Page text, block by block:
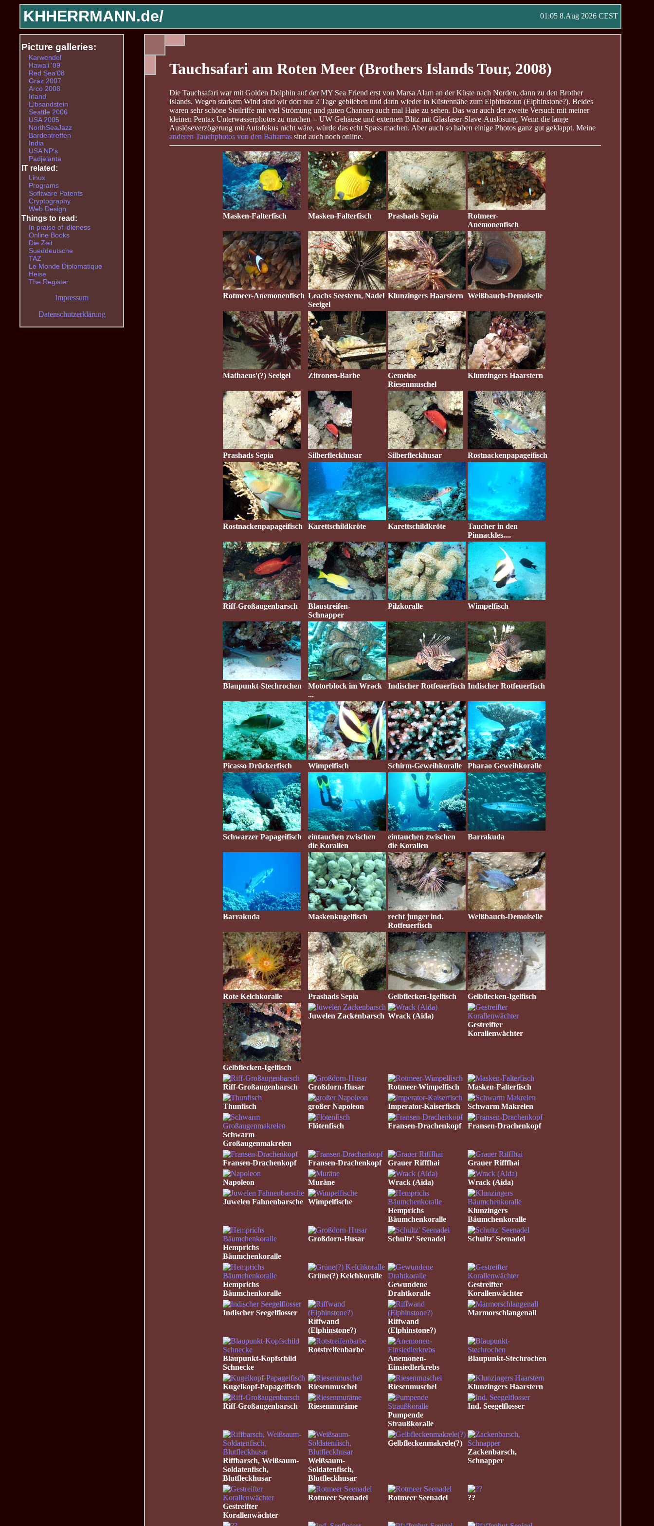
KHHERRMANN.de/ 01:05 8.Aug 2026 CEST
Tauchsafari am Roten Meer (Brothers Islands Tour, 2008)
Die Tauchsafari war mit Golden Dolphin auf der MY Sea Friend erst von Marsa Alam an der Küste nach Norden, dann zu den Brother
Islands. Wegen starkem Wind sind wir dort nur 2 Tage geblieben und dann wieder in Küstennähe zum Elphinstoun (Elphinstone?). Beides
waren sehr schöne Steilriffe mit viel Strömung und guten Chancen auch mal Haie zu sehen. Das war auch der zweite Versuch mit meiner
kleinen Pentax Unterwasserphotos zu machen -- UW Gehäuse und externen Blitz mit Glasfaser-Slave-Auslösung. Wenn die lange
Auslöseverzögerung mit Autofokus nicht wäre, würde das echt Spass machen. Aber auch so haben einige Photos ganz gut geklappt. Meine
anderen Tauchphotos von den Bahamas sind auch noch online.
Masken-Falterfisch Masken-Falterfisch Prashads Sepia
Rotmeer-
Anemonenfisch
Rotmeer-Anemonenfisch Leachs Seestern, Nadel
Seeigel
Klunzingers Haarstern Weißbauch-Demoiselle
Mathaeus'(?) Seeigel Zitronen-Barbe
Gemeine
Riesenmuschel
Klunzingers Haarstern
Prashads Sepia Silberfleckhusar Silberfleckhusar Rostnackenpapageifisch
Rostnackenpapageifisch Karettschildkröte Karettschildkröte
Taucher in den
Pinnackles....
Riff-Großaugenbarsch
Blaustreifen-
Schnapper
Pilzkoralle Wimpelfisch
Blaupunkt-Stechrochen
Motorblock im Wrack
...
Indischer Rotfeuerfisch Indischer Rotfeuerfisch
Picasso Drückerfisch Wimpelfisch Schirm-Geweihkoralle Pharao Geweihkoralle
Schwarzer Papageifisch
eintauchen zwischen
die Korallen
eintauchen zwischen
die Korallen
Barrakuda
Barrakuda Maskenkugelfisch
recht junger ind.
Rotfeuerfisch
Weißbauch-Demoiselle
Rote Kelchkoralle Prashads Sepia Gelbflecken-Igelfisch Gelbflecken-Igelfisch
Gelbflecken-Igelfisch
Juwelen Zackenbarsch Wrack (Aida)
Gestreifter
Korallenwächter
Riff-Großaugenbarsch Großdorn-Husar Rotmeer-Wimpelfisch Masken-Falterfisch
Thunfisch großer Napoleon Imperator-Kaiserfisch Schwarm Makrelen
Schwarm
Großaugenmakrelen
Flötenfisch Fransen-Drachenkopf Fransen-Drachenkopf
Fransen-Drachenkopf Fransen-Drachenkopf Grauer Rifffhai Grauer Rifffhai
Napoleon Muräne Wrack (Aida) Wrack (Aida)
Juwelen Fahnenbarsche
Wimpelfische
Hemprichs
Bäumchenkoralle
Klunzingers
Bäumchenkoralle
Hemprichs
Bäumchenkoralle
Großdorn-Husar Schultz' Seenadel Schultz' Seenadel
Hemprichs
Bäumchenkoralle
Grüne(?) Kelchkoralle
Gewundene
Drahtkoralle
Gestreifter
Korallenwächter
Indischer Seegelflosser
Riffwand
(Elphinstone?)
Riffwand
(Elphinstone?)
Marmorschlangenall
Blaupunkt-Kopfschild
Schnecke
Rotstreifenbarbe
Anemonen-
Einsiedlerkrebs
Blaupunkt-Stechrochen
Kugelkopf-Papageifisch Riesenmuschel Riesenmuschel Klunzingers Haarstern
Riff-Großaugenbarsch
Riesenmuräme
Pumpende
Straußkoralle
Ind. Seegelflosser
Riffbarsch, Weißsaum-
Soldatenfisch,
Blutfleckhusar
Weißsaum-
Soldatenfisch,
Blutfleckhusar
Gelbfleckenmakrele(?)
Zackenbarsch,
Schnapper
Gestreifter
Korallenwächter
Rotmeer Seenadel Rotmeer Seenadel ??
Picture galleries:
Karwendel
Hawaii '09
Red Sea'08
Graz 2007
Arco 2008
Irland
Elbsandstein
Seattle 2006
USA 2005
NorthSeaJazz
Bardentreffen
India
USA NP's
Padjelanta
IT related:
Linux
Programs
Sofltware Patents
Cryptography
Web Design
Things to read:
In praise of idleness
Online Books
Die Zeit
Sueddeutsche
TAZ
Le Monde Diplomatique
Heise
The Register
Impressum
Datenschutzerklärung